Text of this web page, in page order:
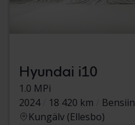
Hyundai i10
1.0 MPi
2024
18 420 km
Bensiin
Kungälv (Ellesbo)